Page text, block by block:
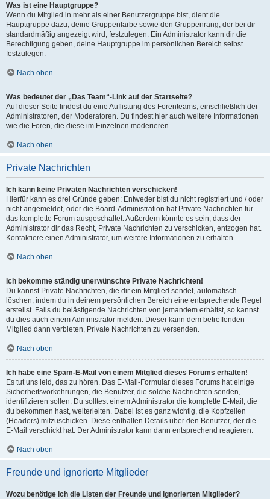
Was ist eine Hauptgruppe?
Wenn du Mitglied in mehr als einer Benutzergruppe bist, dient die
Hauptgruppe dazu, deine Gruppenfarbe sowie den Gruppenrang, der bei dir
standardmäßig angezeigt wird, festzulegen. Ein Administrator kann dir die
Berechtigung geben, deine Hauptgruppe im persönlichen Bereich selbst
festzulegen.
Nach oben
Was bedeutet der „Das Team“-Link auf der Startseite?
Auf dieser Seite findest du eine Auflistung des Forenteams, einschließlich der
Administratoren, der Moderatoren. Du findest hier auch weitere Informationen
wie die Foren, die diese im Einzelnen moderieren.
Nach oben
Private Nachrichten
Ich kann keine Privaten Nachrichten verschicken!
Hierfür kann es drei Gründe geben: Entweder bist du nicht registriert und / oder
nicht angemeldet, oder die Board-Administration hat Private Nachrichten für
das komplette Forum ausgeschaltet. Außerdem könnte es sein, dass der
Administrator dir das Recht, Private Nachrichten zu verschicken, entzogen hat.
Kontaktiere einen Administrator, um weitere Informationen zu erhalten.
Nach oben
Ich bekomme ständig unerwünschte Private Nachrichten!
Du kannst Private Nachrichten, die dir ein Mitglied sendet, automatisch
löschen, indem du in deinem persönlichen Bereich eine entsprechende Regel
erstellst. Falls du belästigende Nachrichten von jemandem erhältst, so kannst
du dies auch einem Administrator melden. Dieser kann dem betreffenden
Mitglied dann verbieten, Private Nachrichten zu versenden.
Nach oben
Ich habe eine Spam-E-Mail von einem Mitglied dieses Forums erhalten!
Es tut uns leid, das zu hören. Das E-Mail-Formular dieses Forums hat einige
Sicherheitsvorkehrungen, die Benutzer, die solche Nachrichten senden,
identifizieren sollen. Du solltest einem Administrator die komplette E-Mail, die
du bekommen hast, weiterleiten. Dabei ist es ganz wichtig, die Kopfzeilen
(Headers) mitzuschicken. Diese enthalten Details über den Benutzer, der die
E-Mail verschickt hat. Der Administrator kann dann entsprechend reagieren.
Nach oben
Freunde und ignorierte Mitglieder
Wozu benötige ich die Listen der Freunde und ignorierten Mitglieder?